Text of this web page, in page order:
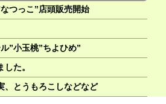
つっこ”店頭販売開始
”小玉桃”ちよひめ”
た。
、とうもろこしなどなど